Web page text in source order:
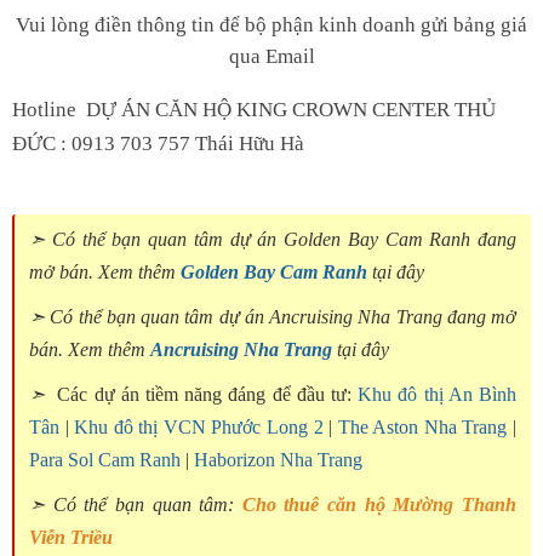
Vui lòng điền thông tin để bộ phận kinh doanh gửi bảng giá
qua Email
Hotline DỰ ÁN CĂN HỘ KING CROWN CENTER THỦ
ĐỨC : 0913 703 757 Thái Hữu Hà
➣ Có thể bạn quan tâm dự án Golden Bay Cam Ranh đang
mở bán. Xem thêm Golden Bay Cam Ranh tại đây
➣ Có thể bạn quan tâm dự án Ancruising Nha Trang đang mở
bán. Xem thêm Ancruising Nha Trang tại đây
➣ Các dự án tiềm năng đáng để đầu tư:Khu đô thị An Bình
Tân |Khu đô thị VCN Phước Long 2 | The Aston Nha Trang |
Para Sol Cam Ranh | Haborizon Nha Trang
➣ Có thể bạn quan tâm: Cho thuê căn hộ Mường Thanh
Viễn Triều